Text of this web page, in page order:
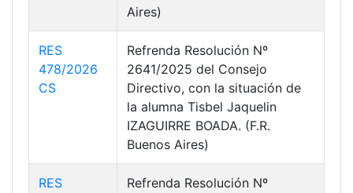
Aires)
RES
478/2026
CS
Refrenda Resolución Nº
2641/2025 del Consejo
Directivo, con la situación de
la alumna Tisbel Jaquelin
IZAGUIRRE BOADA. (F.R.
Buenos Aires)
RES
Refrenda Resolución Nº